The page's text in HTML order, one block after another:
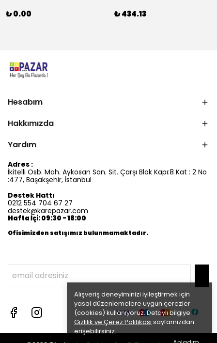
Alışveriş deneyiminizi iyileştirmek için
yasal düzenlemelere uygun çerezler
(cookies) kullanıyoruz. Detaylı bilgiye
Gizlilik ve Çerez Politikası sayfamızdan
erişebilirsiniz.
₺ 0.00 ₺ 434.13
Hesabım
Hakkımızda
Yardım
Adres :
İkitelli Osb. Mah. Aykosan San. Sit. Çarşı Blok Kapı:8 Kat : 2 No
:477, Başakşehir, İstanbul
Destek Hattı
0212 554 704 67 27
destek@karepazar.com
Hafta İçi: 09:30 - 18:00
Ofisimizden satışımız bulunmamaktadır.